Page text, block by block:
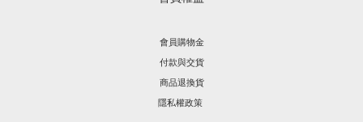
會員購物金
付款與交貨
商品退換貨
隱私權政策